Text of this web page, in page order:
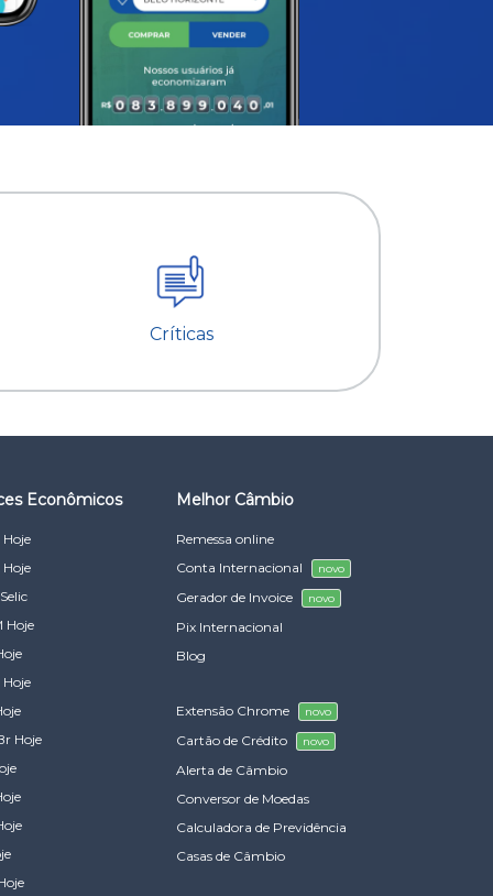
Críticas
Econômicos
Hoje
Hoje
Hoje
Hoje
Hoje
Melhor Câmbio
Remessa online
Conta Internacional
novo
Gerador de Invoice novo
Pix Internacional
Blog
Extensão Chrome novo
Cartão de Crédito novo
Alerta de Câmbio
Conversor de Moedas
Calculadora de Previdência
Casas de Câmbio